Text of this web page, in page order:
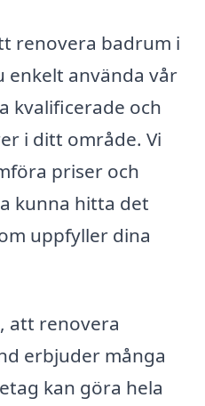
renovera badrum i
enkelt använda vår
kvalificerade och
i ditt område. Vi
priser och
kunna hitta det
uppfyller dina
att renovera
erbjuder många
kan göra hela